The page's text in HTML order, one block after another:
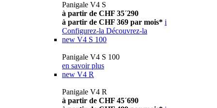
Panigale V4 S
à partir de CHF 35´290
à partir de CHF 369 par mois* i
Configurez-la Découvrez-la
new V4 S 100
Panigale V4 S 100
en savoir plus
new V4 R
Panigale V4 R
à partir de CHF 45´690